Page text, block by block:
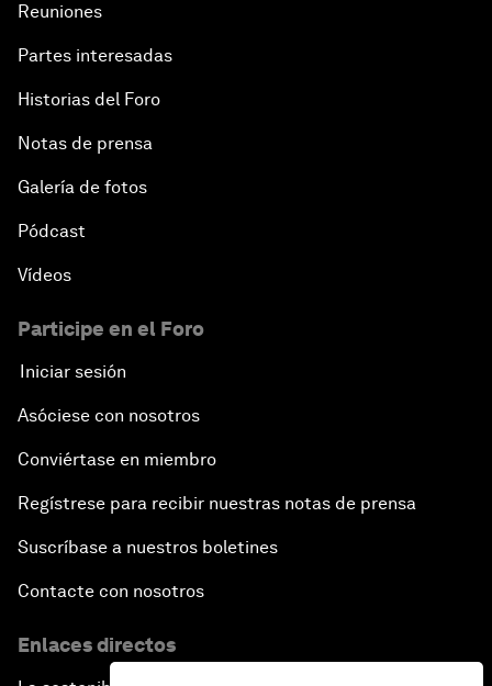
Reuniones
Partes interesadas
Historias del Foro
Notas de prensa
Galería de fotos
Pódcast
Vídeos
Participe en el Foro
Iniciar sesión
Asóciese con nosotros
Conviértase en miembro
Regístrese para recibir nuestras notas de prensa
Suscríbase a nuestros boletines
Contacte con nosotros
Enlaces directos